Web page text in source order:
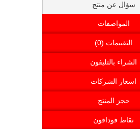
سؤال عن منتج
المواصفات
التقييمات (0)
الشراء بالتليفون
اسعار الشركات
حجز المنتج
نقاط فودافون